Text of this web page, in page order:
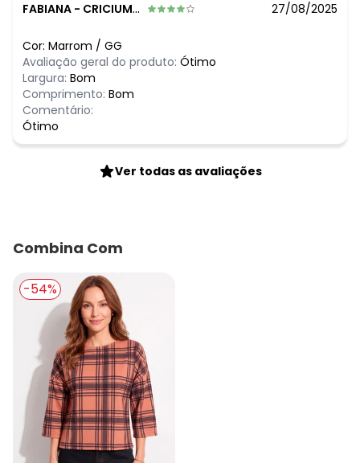
FABIANA - CRICIUMA - SC 27/08/2025
Cor: Marrom / GG
Avaliação geral do produto: Ótimo
Largura: Bom
Comprimento: Bom
Comentário:
Ótimo
Ver todas as avaliações
Combina Com
-54%